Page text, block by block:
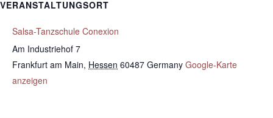
VERANSTALTUNGSORT
Salsa-Tanzschule Conexion
Am Industriehof 7
Frankfurt am Main, Hessen 60487 Germany Google-Karte
anzeigen